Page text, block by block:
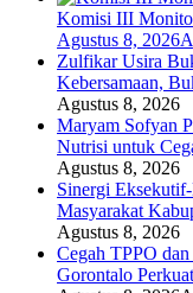
Komisi III
Agustus 8, 2026
Zulfikar Usira
Kebersamaan,
Agustus 8, 2026
Maryam Sofyan
Nutrisi untuk
Agustus 8, 2026
Sinergi
Masyarakat
Agustus 8, 2026
Cegah TPPO
Gorontalo